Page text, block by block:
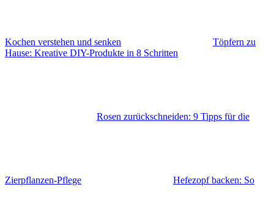
Kochen verstehen und senken
Töpfern zu
Hause: Kreative DIY-Produkte in 8 Schritten
Rosen zurückschneiden: 9 Tipps für die
Zierpflanzen-Pflege Hefezopf backen: So